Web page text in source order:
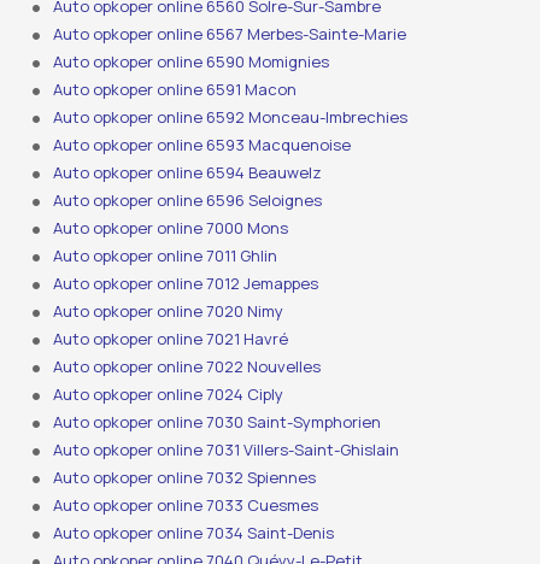
Auto opkoper online 6560 Solre-Sur-Sambre
Auto opkoper online 6567 Merbes-Sainte-Marie
Auto opkoper online 6590 Momignies
Auto opkoper online 6591 Macon
Auto opkoper online 6592 Monceau-Imbrechies
Auto opkoper online 6593 Macquenoise
Auto opkoper online 6594 Beauwelz
Auto opkoper online 6596 Seloignes
Auto opkoper online 7000 Mons
Auto opkoper online 7011 Ghlin
Auto opkoper online 7012 Jemappes
Auto opkoper online 7020 Nimy
Auto opkoper online 7021 Havré
Auto opkoper online 7022 Nouvelles
Auto opkoper online 7024 Ciply
Auto opkoper online 7030 Saint-Symphorien
Auto opkoper online 7031 Villers-Saint-Ghislain
Auto opkoper online 7032 Spiennes
Auto opkoper online 7033 Cuesmes
Auto opkoper online 7034 Saint-Denis